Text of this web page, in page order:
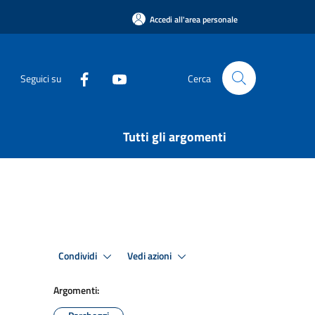
Accedi all'area personale
Seguici su Cerca
Tutti gli argomenti
Condividi Vedi azioni
Argomenti: